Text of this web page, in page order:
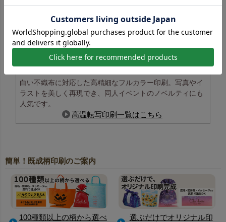
白い不織布に対応した高精細なフルカラー印刷。写真やイ
ラストを美しく再現でき、同人イベントのノベルティにも
人気です。
高温転写印刷一覧はこちら
簡単！既成柄印刷のご案内
100種類以上の柄から選べ
選ぶだけでオリジナル印